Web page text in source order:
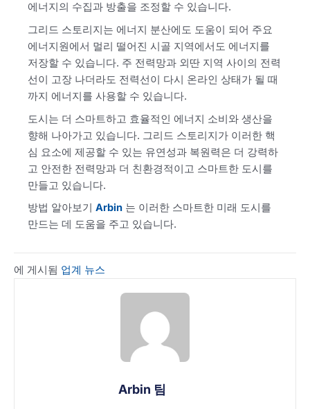
에너지의 수집과 방출을 조정할 수 있습니다.
그리드 스토리지는 에너지 분산에도 도움이 되어 주요
에너지원에서 멀리 떨어진 시골 지역에서도 에너지를
저장할 수 있습니다. 주 전력망과 외딴 지역 사이의 전력
선이 고장 나더라도 전력선이 다시 온라인 상태가 될 때
까지 에너지를 사용할 수 있습니다.
도시는 더 스마트하고 효율적인 에너지 소비와 생산을
향해 나아가고 있습니다. 그리드 스토리지가 이러한 핵
심 요소에 제공할 수 있는 유연성과 복원력은 더 강력하
고 안전한 전력망과 더 친환경적이고 스마트한 도시를
만들고 있습니다.
방법 알아보기 Arbin 는 이러한 스마트한 미래 도시를
만드는 데 도움을 주고 있습니다.
에 게시됨 업계 뉴스
Arbin 팀